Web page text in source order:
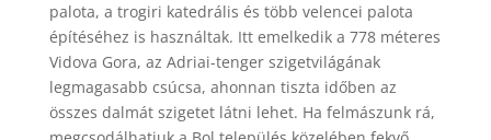
palota, a trogiri katedrális és több velencei palota
építéséhez is használtak. Itt emelkedik a 778 méteres
Vidova Gora, az Adriai-tenger szigetvilágának
legmagasabb csúcsa, ahonnan tiszta időben az
összes dalmát szigetet látni lehet. Ha felmászunk rá,